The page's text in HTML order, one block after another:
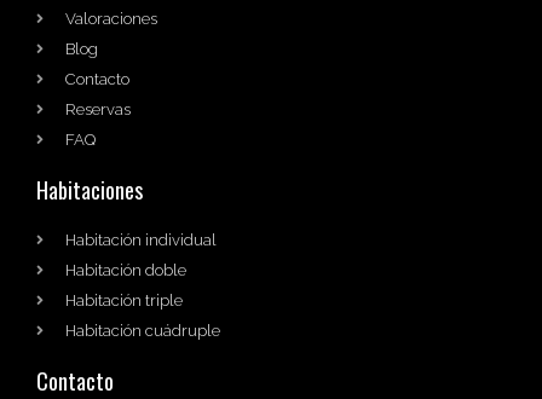
Valoraciones
Blog
Contacto
Reservas
FAQ
Habitaciones
Habitación individual
Habitación doble
Habitación triple
Habitación cuádruple
Contacto